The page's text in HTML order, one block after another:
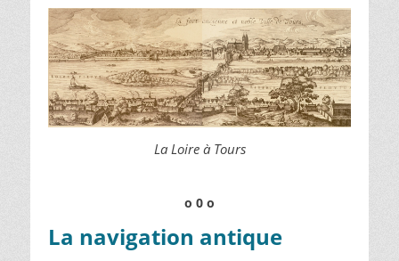
La Loire à Tours
o 0 o
La navigation antique